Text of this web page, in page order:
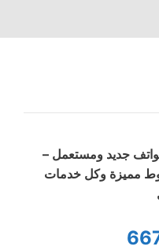
جديد ومستعمل –
مميزة وكل خدمات